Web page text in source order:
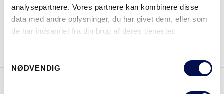
analysepartnere. Vores partnere kan kombinere disse
data med andre oplysninger, du har givet dem, eller som
de har indsamlet fra din brug af deres tjenester.
NØDVENDIG
DOWNLOAD BROCHURE KONTAKT OS